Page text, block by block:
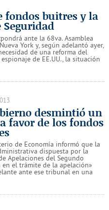
fondos buitres y la
Seguridad
ante la 68va. Asamblea
York y, según adelantó ayer,
de una reforma del
de EE.UU., la situación
desmintió un
favor de los fondos
de Economía informó que la
dispuesta por la
Apelaciones del Segundo
el trámite de la apelación»
ante ese tribunal en una